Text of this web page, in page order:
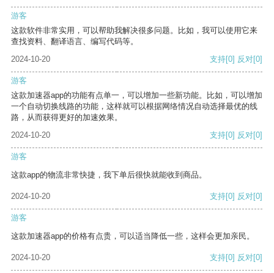
游客
这款软件非常实用，可以帮助我解决很多问题。比如，我可以使用它来
查找资料、翻译语言、编写代码等。
2024-10-20
支持[0] 反对[0]
游客
这款加速器app的功能有点单一，可以增加一些新功能。比如，可以增加
一个自动切换线路的功能，这样就可以根据网络情况自动选择最优的线
路，从而获得更好的加速效果。
2024-10-20
支持[0] 反对[0]
游客
这款app的物流非常快捷，我下单后很快就能收到商品。
2024-10-20 支持[0] 反对[0]
游客
这款加速器app的价格有点贵，可以适当降低一些，这样会更加亲民。
2024-10-20 支持[0] 反对[0]